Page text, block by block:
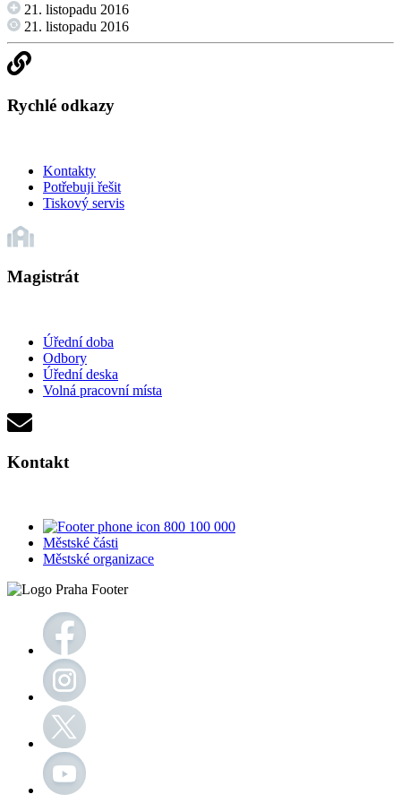
21. listopadu 2016
21. listopadu 2016
Rychlé odkazy
Kontakty
Potřebuji řešit
Tiskový servis
Magistrát
Úřední doba
Odbory
Úřední deska
Volná pracovní místa
Kontakt
800 100 000
Městské části
Městské organizace